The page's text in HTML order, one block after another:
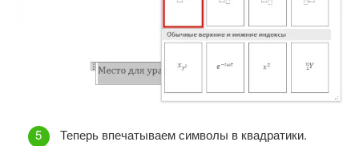
Теперь впечатываем символы в квадратики.